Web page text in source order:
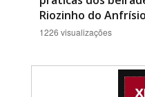
Riozinho do
1226 visualizações